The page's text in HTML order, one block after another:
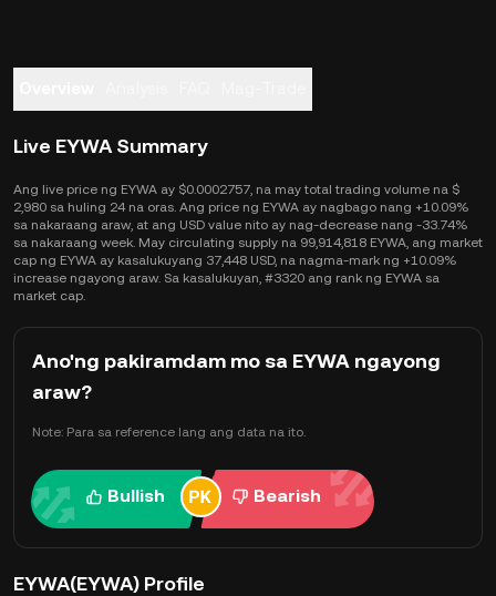
Live EYWA Summary
Ang live price ng EYWA ay $0.0002757, na may total trading volume na $
2,980 sa huling 24 na oras. Ang price ng EYWA ay nagbago nang +10.09%
sa nakaraang araw, at ang USD value nito ay nag-decrease nang -33.74%
sa nakaraang week. May circulating supply na 99,914,818 EYWA, ang market
cap ng EYWA ay kasalukuyang 37,448 USD, na nagma-mark ng +10.09%
increase ngayong araw. Sa kasalukuyan, #3320 ang rank ng EYWA sa
market cap.
Ano'ng pakiramdam mo sa EYWA ngayong
araw?
Note: Para sa reference lang ang data na ito.
Bullish Bearish
EYWA(EYWA) Profile